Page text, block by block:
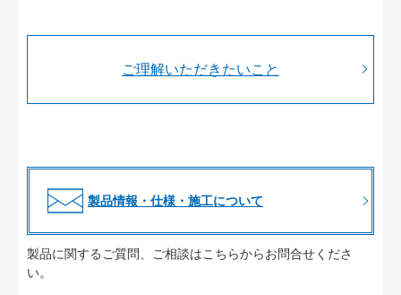
ご理解いただきたいこと
製品情報・仕様・施工について
製品に関するご質問、ご相談はこちらからお問合せくださ
い。